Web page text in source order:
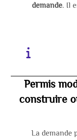
demande. Il
Permis
construire
La demande